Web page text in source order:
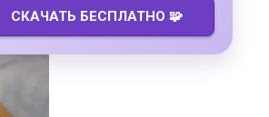
СКАЧАТЬ БЕСПЛАТНО 🧩